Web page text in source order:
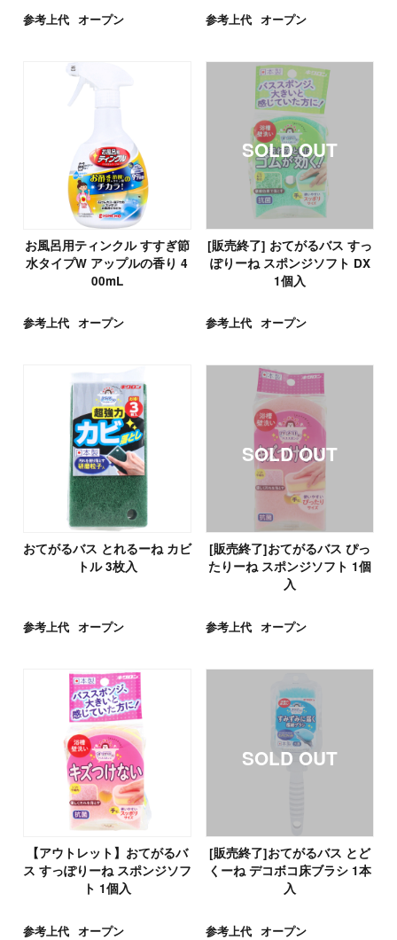
参考上代 オープン 参考上代 オープン
お風呂用ティンクル すすぎ節
水タイプW アップルの香り 4
00mL
参考上代 オープン
[販売終了] おてがるバス すっ
ぽりーね スポンジソフト DX
1個入
参考上代 オープン
おてがるバス とれるーね カビ
トル 3枚入
参考上代 オープン
[販売終了]おてがるバス ぴっ
たりーね スポンジソフト 1個
入
参考上代 オープン
【アウトレット】おてがるバ
ス すっぽりーね スポンジソフ
ト 1個入
参考上代 オープン
[販売終了]おてがるバス とど
くーね デコボコ床ブラシ 1本
入
参考上代 オープン